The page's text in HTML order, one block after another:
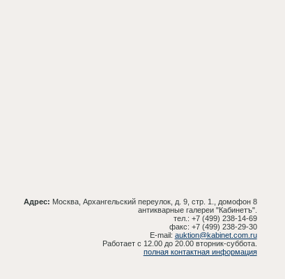
Адрес: Москва, Архангельский переулок, д. 9, стр. 1., домофон 8
антикварные галереи "Кабинетъ".
тел.: +7 (499) 238-14-69
факс: +7 (499) 238-29-30
E-mail: auktion@kabinet.com.ru
Работает с 12.00 до 20.00 вторник-суббота.
полная контактная информация